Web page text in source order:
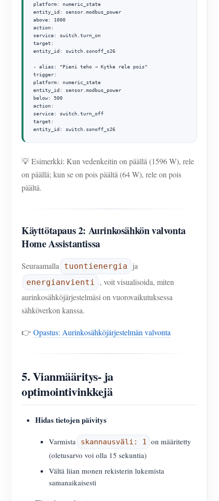
platform: numeric_state
entity_id: sensor.modbus_power
above: 1000
action:
service: switch.turn_on
target:
entity_id: switch.sonoff_s26
- alias: "Pieni teho → Kytke rele pois"
trigger:
platform: numeric_state
entity_id: sensor.modbus_power
below: 500
action:
service: switch.turn_off
target:
entity_id: switch.sonoff_s26
💡 Esimerkki: Kun vedenkeitin on päällä (1596 W), rele
on päällä; kun se on pois päältä (64 W), rele on pois
päältä.
Käyttötapaus 2: Aurinkosähkön valvonta
Home Assistantissa
Seuraamalla tuontienergia ja
energianvienti
, voit visualisoida, miten
aurinkosähköjärjestelmäsi on vuorovaikutuksessa
sähköverkon kanssa.
👉 Opastus: Aurinkosähköjärjestelmän valvonta
5. Vianmääritys- ja
optimointivinkkejä
Hidas tietojen päivitys
Varmista skannausväli: 1 on määritetty
(oletusarvo voi olla 15 sekuntia)
Vältä liian monen rekisterin lukemista
samanaikaisesti